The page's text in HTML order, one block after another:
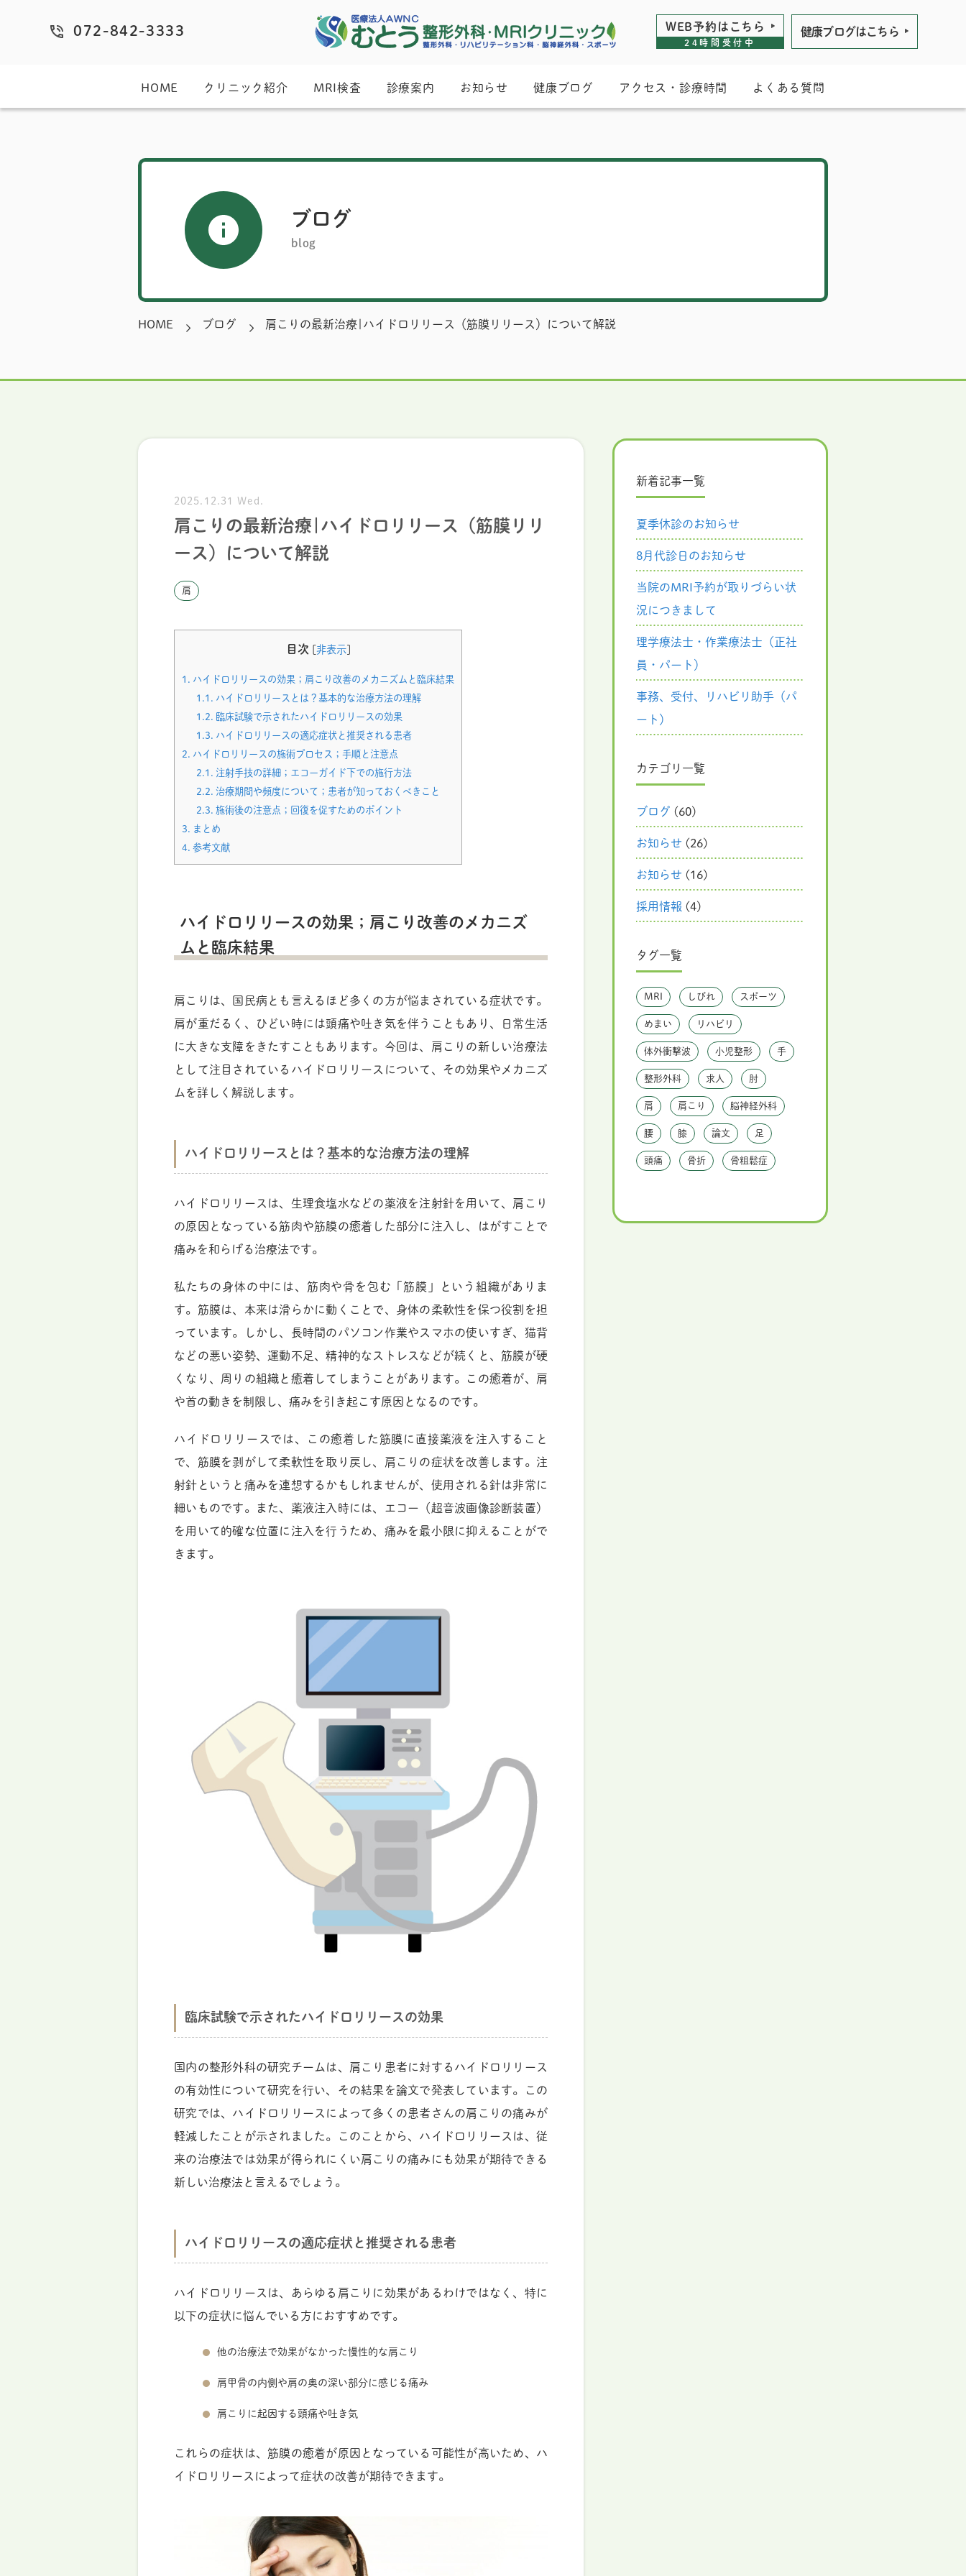
072-842-3333 WEB予約は こちら
24時間受付中
健康ブログはこちら
HOME クリニック紹介 MRI検査 診療案内 お知らせ 健康ブログ アクセス・診療時間 よくある質問
ブログ
blog
HOME ブログ 肩こりの最新治療|ハイドロリリース（筋膜リリース）について解説
2025.12.31 Wed.
肩こりの最新治療|ハイドロリリース（筋膜リリ
ース）について解説
肩
目次 非表示]
1. ハイドロリリースの効果；肩こり改善のメカニズムと臨床結果
1.1. ハイドロリリースとは？基本的な治療方法の理解
1.2. 臨床試験で示されたハイドロリリースの効果
1.3. ハイドロリリースの適応症状と推奨される患者
2. ハイドロリリースの施術プロセス；手順と注意点
2.1. 注射手技の詳細；エコーガイド下での施行方法
2.2. 治療期間や頻度について；患者が知っておくべきこと
2.3. 施術後の注意点；回復を促すためのポイント
3. まとめ
4. 参考文献
ハイドロリリースの効果；肩こり改善のメカニズ
ムと臨床結果
肩こりは、国民病とも言えるほど多くの方が悩まされている症状です。
肩が重だるく、ひどい時には頭痛や吐き気を伴うこともあり、日常生活
に大きな支障をきたすこともあります。今回は、肩こりの新しい治療法
として注目されているハイドロリリースについて、その効果やメカニズ
ムを詳しく解説します。
ハイドロリリースとは？基本的な治療方法の理解
ハイドロリリースは、生理食塩水などの薬液を注射針を用いて、肩こり
の原因となっている筋肉や筋膜の癒着した部分に注入し、はがすことで
痛みを和らげる治療法です。
私たちの身体の中には、筋肉や骨を包む「筋膜」という組織がありま
す。筋膜は、本来は滑らかに動くことで、身体の柔軟性を保つ役割を担
っています。しかし、長時間のパソコン作業やスマホの使いすぎ、猫背
などの悪い姿勢、運動不足、精神的なストレスなどが続くと、筋膜が硬
くなり、周りの組織と癒着してしまうことがあります。この癒着が、肩
や首の動きを制限し、痛みを引き起こす原因となるのです。
ハイドロリリースでは、この癒着した筋膜に直接薬液を注入すること
で、筋膜を剥がして柔軟性を取り戻し、肩こりの症状を改善します。注
射針というと痛みを連想するかもしれませんが、使用される針は非常に
細いものです。また、薬液注入時には、エコー（超音波画像診断装置）
を用いて的確な位置に注入を行うため、痛みを最小限に抑えることがで
きます。
臨床試験で示されたハイドロリリースの効果
国内の整形外科の研究チームは、肩こり患者に対するハイドロリリース
の有効性について研究を行い、その結果を論文で発表しています。この
研究では、ハイドロリリースによって多くの患者さんの肩こりの痛みが
軽減したことが示されました。このことから、ハイドロリリースは、従
来の治療法では効果が得られにくい肩こりの痛みにも効果が期待できる
新しい治療法と言えるでしょう。
ハイドロリリースの適応症状と推奨される患者
ハイドロリリースは、あらゆる肩こりに効果があるわけではなく、特に
以下の症状に悩んでいる方におすすめです。
他の治療法で効果がなかった慢性的な肩こり
肩甲骨の内側や肩の奥の深い部分に感じる痛み
肩こりに起因する頭痛や吐き気
これらの症状は、筋膜の癒着が原因となっている可能性が高いため、ハ
イドロリリースによって症状の改善が期待できます。
新着記事一覧
夏季休診のお知らせ
8月代診日のお知らせ
当院のMRI予約が取りづらい状
況につきまして
理学療法士・作業療法士（正社
員・パート）
事務、受付、リハビリ助手（パ
ート）
カテゴリ一覧
ブログ (60)
お知らせ (26)
お知らせ (16)
採用情報 (4)
タグ一覧
MRI しびれ スポーツ
めまい リハビリ
体外衝撃波 小児整形 手
整形外科 求人 肘
肩 肩こり 脳神経外科
腰 膝 論文 足
頭痛 骨折 骨粗鬆症